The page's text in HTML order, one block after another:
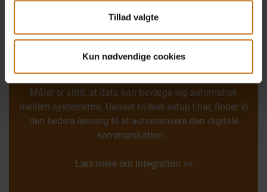
Tillad valgte
Kun nødvendige cookies
Integration
Opnå fejlfri kommunikation og altid opdateret data
Målet er altid, at data kan bevæge sig automatisk
mellem systemerne. Uanset hvilket setup I har, finder vi
den bedste løsning til at automatisere den digitale
kommunikation...
Læs mere om Integration >>